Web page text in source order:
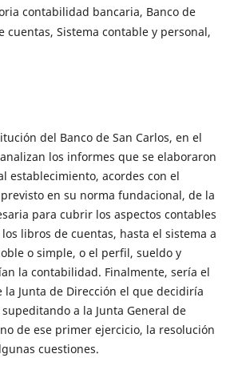
contabilidad bancaria, Banco de
cuentas, Sistema contable y personal,
del Banco de San Carlos, en el
los informes que se elaboraron
establecimiento, acordes con el
en su norma fundacional, de la
para cubrir los aspectos contables
libros de cuentas, hasta el sistema a
o simple, o el perfil, sueldo y
la contabilidad. Finalmente, sería el
la Junta de Dirección el que decidiría
a la Junta General de
de ese primer ejercicio, la resolución
cuestiones.